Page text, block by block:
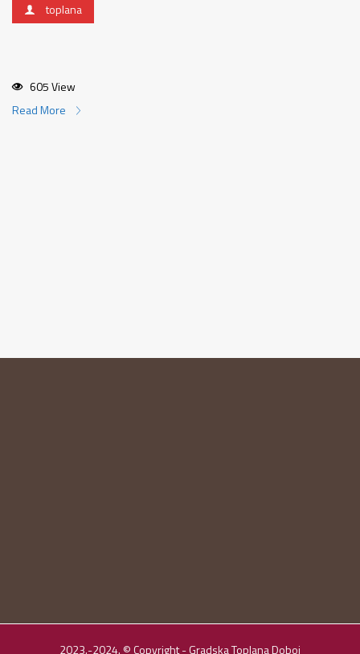
toplana
605 View
Read More
2023.-2024. © Copyright - Gradska Toplana Doboj